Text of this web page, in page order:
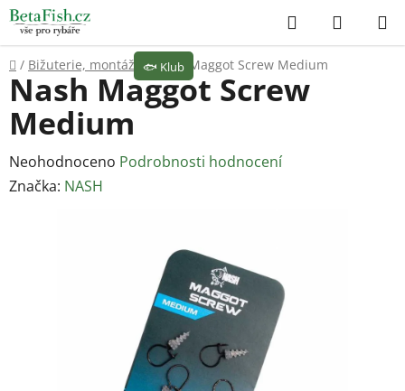
Přejít
na
obsah
Hledat
KOŠÍK
Domů
/ Bižuterie, montáže / Nash Maggot Screw Medium
Nash Maggot Screw
Medium
Průměrné
hodnocení
Neohodnoceno Podrobnosti hodnocení
Značka: NASH
🐟 Klub